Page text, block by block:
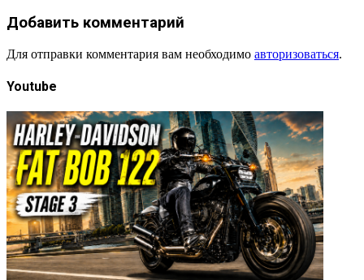
Добавить комментарий
Для отправки комментария вам необходимо авторизоваться.
Youtube